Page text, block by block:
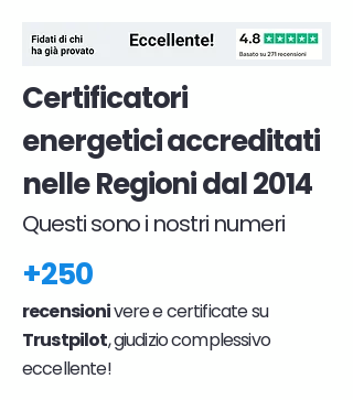
Certificatori
energetici accreditati
nelle Regioni dal 2014
Questi sono i nostri numeri
+250
recensionivere e certificate su
Trustpilot, giudizio complessivo
eccellente!